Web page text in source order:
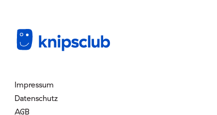
Mitglied werden
Login
Impressum
Datenschutz
AGB